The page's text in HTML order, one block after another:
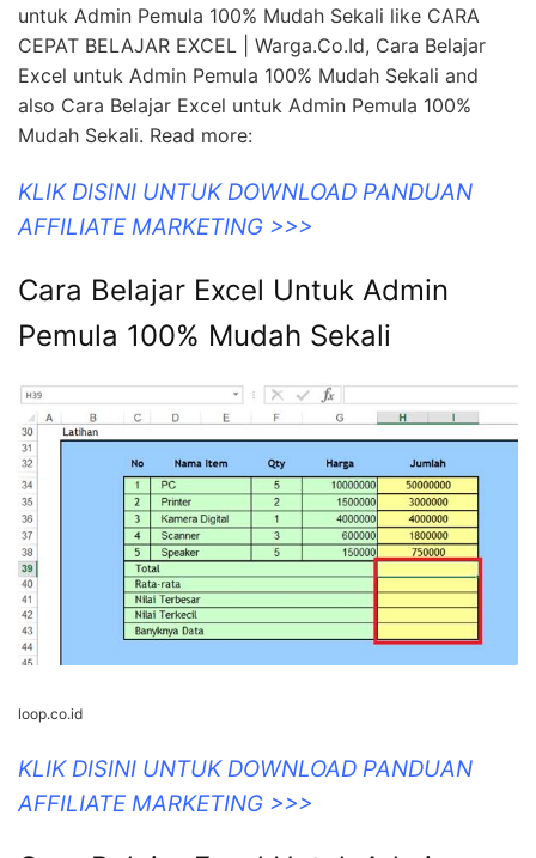
untuk Admin Pemula 100% Mudah Sekali like CARA
CEPAT BELAJAR EXCEL | Warga.Co.Id, Cara Belajar
Excel untuk Admin Pemula 100% Mudah Sekali and
also Cara Belajar Excel untuk Admin Pemula 100%
Mudah Sekali. Read more:
KLIK DISINI UNTUK DOWNLOAD PANDUAN
AFFILIATE MARKETING >>>
Cara Belajar Excel Untuk Admin
Pemula 100% Mudah Sekali
loop.co.id
KLIK DISINI UNTUK DOWNLOAD PANDUAN
AFFILIATE MARKETING >>>